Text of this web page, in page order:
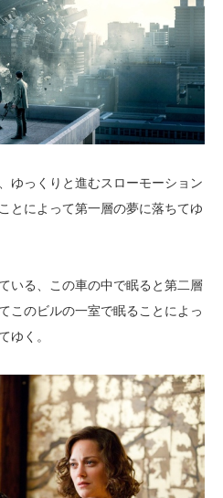
ゆっくりと進むスローモーション
とによって第一層の夢に落ちてゆ
いる、この車の中で眠ると第二層
このビルの一室で眠ることによっ
ゆく。